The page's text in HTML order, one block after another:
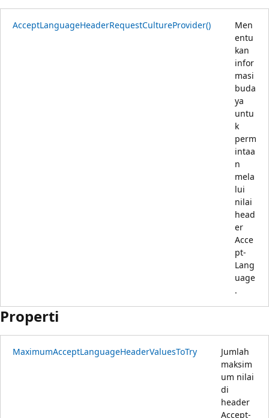
AcceptLanguageHeaderRequestCultureProvider()
Men
entu
kan
infor
masi
buda
ya
untu
k
perm
intaa
n
mela
lui
nilai
head
er
Acce
pt-
Lang
uage
.
Properti
MaximumAcceptLanguageHeaderValuesToTry
Jumlah
maksim
um nilai
di
header
Accept-